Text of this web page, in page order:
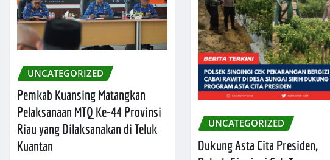
UNCATEGORIZED
Pemkab Kuansing Matangkan
Pelaksanaan MTQ Ke-44 Provinsi
Riau yang Dilaksanakan di Teluk
Kuantan
UNCATEGORIZED
Dukung Asta Cita Presiden,